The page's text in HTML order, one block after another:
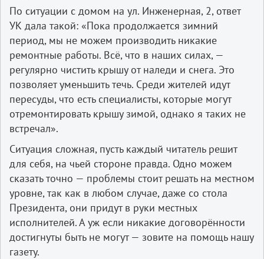
По ситуации с домом на ул. Инженерная, 2, ответ
УК дала такой: «Пока продолжается зимний
период, мы не можем производить никакие
ремонтные работы. Всё, что в наших силах, —
регулярно чистить крышу от наледи и снега. Это
позволяет уменьшить течь. Среди жителей идут
пересуды, что есть специалисты, которые могут
отремонтировать крышу зимой, однако я таких не
встречал».
Ситуация сложная, пусть каждый читатель решит
для себя, на чьей стороне правда. Одно можем
сказать точно — проблемы стоит решать на местном
уровне, так как в любом случае, даже со стола
Президента, они придут в руки местных
исполнителей. А уж если никакие договорённости
достигнуты быть не могут — зовите на помощь нашу
газету.